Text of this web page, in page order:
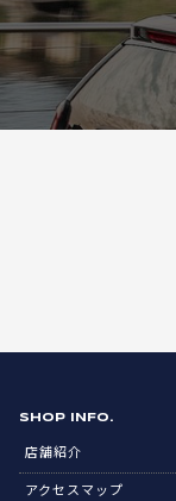
SHOP INFO.
店舗紹介
アクセスマップ